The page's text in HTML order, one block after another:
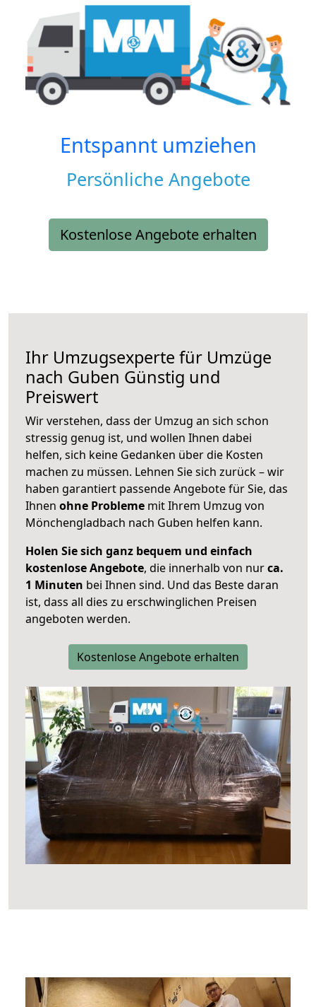
Entspannt umziehen
Persönliche Angebote
Kostenlose Angebote erhalten
Ihr Umzugsexperte für Umzüge
nach Guben Günstig und
Preiswert
Wir verstehen, dass der Umzug an sich schon
stressig genug ist, und wollen Ihnen dabei
helfen, sich keine Gedanken über die Kosten
machen zu müssen. Lehnen Sie sich zurück – wir
haben garantiert passende Angebote für Sie, das
Ihnen ohne Probleme mit Ihrem Umzug von
Mönchengladbach nach Guben helfen kann.
Holen Sie sich ganz bequem und einfach
kostenlose Angebote, die innerhalb von nurca.
1 Minuten bei Ihnen sind. Und das Beste daran
ist, dass all dies zu erschwinglichen Preisen
angeboten werden.
Kostenlose Angebote erhalten